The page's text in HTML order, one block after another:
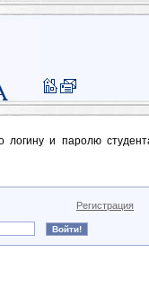
логину и паролю
Регистрация